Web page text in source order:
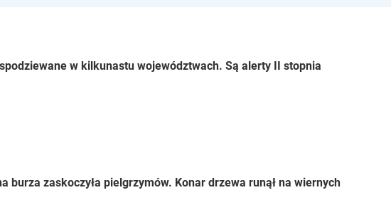
w kilkunastu województwach. Są alerty II stopnia
burza zaskoczyła pielgrzymów. Konar drzewa runął na wiernych